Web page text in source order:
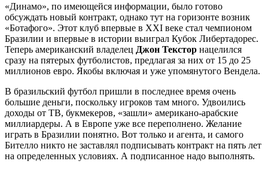
«Динамо», по имеющейся информации, было готово
обсуждать новый контракт, однако тут на горизонте возник
«Ботафого». Этот клуб впервые в XXI веке стал чемпионом
Бразилии и впервые в истории выиграл Кубок Либертадорес.
Теперь американский владелец Джон Текстор нацелился
сразу на пятерых футболистов, предлагая за них от 15 до 25
миллионов евро. Якобы включая и уже упомянутого Вендела.
В бразильский футбол пришли в последнее время очень
большие деньги, поскольку игроков там много. Удвоились
доходы от ТВ, букмекеров, «зашли» американо-арабские
миллиардеры. А в Европе уже все переполнено. Желание
играть в Бразилии понятно. Вот только и агента, и самого
Бителло никто не заставлял подписывать контракт на пять лет
на определенных условиях. А подписанное надо выполнять.